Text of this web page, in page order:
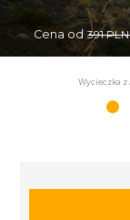
Cena od 391
Wycieczka z